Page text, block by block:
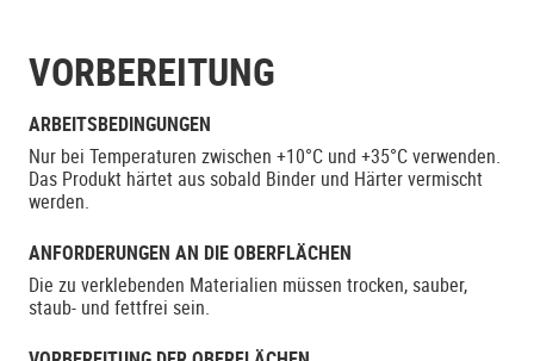
VORBEREITUNG
ARBEITSBEDINGUNGEN
Nur bei Temperaturen zwischen +10°C und +35°C verwenden.
Das Produkt härtet aus sobald Binder und Härter vermischt
werden.
ANFORDERUNGEN AN DIE OBERFLÄCHEN
Die zu verklebenden Materialien müssen trocken, sauber,
staub- und fettfrei sein.